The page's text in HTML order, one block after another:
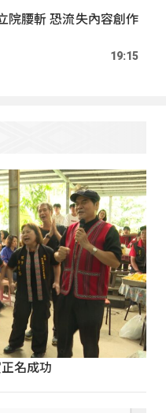
院腰斬 恐流失內容創作
19:15
名成功